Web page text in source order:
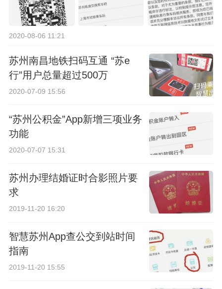
2020-08-06 11:21
苏州南昌地铁扫码互通 “苏e
行”用户总量超过500万
2020-07-09 15:56
“苏州公积金”App新增三项业务
功能
2020-07-07 15:31
苏州办理结婚证时合影照片要
求
2019-11-20 16:20
智慧苏州App查公交到站时间
指南
2019-11-20 15:55